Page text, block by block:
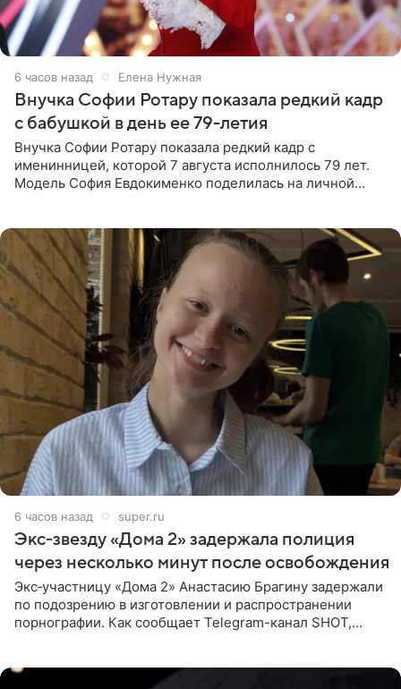
6 часов назад Елена Нужная
Внучка Софии Ротару показала редкий кадр
с бабушкой в день ее 79-летия
Внучка Софии Ротару показала редкий кадр с
именинницей, которой 7 августа исполнилось 79 лет.
Модель София Евдокименко поделилась на личной
6 часов назад super.ru
Экс‑звезду «Дома 2» задержала полиция
через несколько минут после освобождения
Экс‑участницу «Дома 2» Анастасию Брагину задержали
по подозрению в изготовлении и распространении
порнографии. Как сообщает Telegram-канал SHOT,